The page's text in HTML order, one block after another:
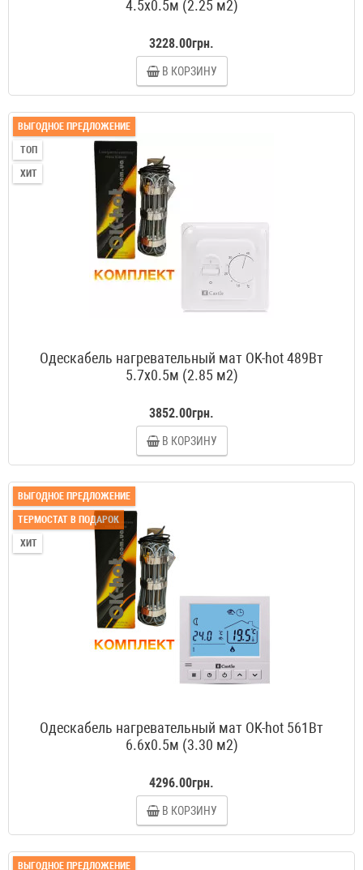
4.5x0.5м (2.25 м2)
3228.00грн.
В КОРЗИНУ
ВЫГОДНОЕ ПРЕДЛОЖЕНИЕ
ТОП
ХИТ
Одескабель нагревательный мат OK-hot 489Вт
5.7x0.5м (2.85 м2)
3852.00грн.
В КОРЗИНУ
ВЫГОДНОЕ ПРЕДЛОЖЕНИЕ
ТЕРМОСТАТ В ПОДАРОК
ХИТ
Одескабель нагревательный мат OK-hot 561Вт
6.6x0.5м (3.30 м2)
4296.00грн.
В КОРЗИНУ
ВЫГОДНОЕ ПРЕДЛОЖЕНИЕ